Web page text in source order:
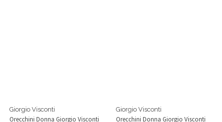
Giorgio Visconti
Orecchini Donna Giorgio Visconti
Giorgio Visconti
Orecchini Donna Giorgio Visconti